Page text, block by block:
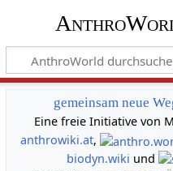
gemeinsam neue
Eine freie Initiative von
anthrowiki.at,
biodyn.wiki und